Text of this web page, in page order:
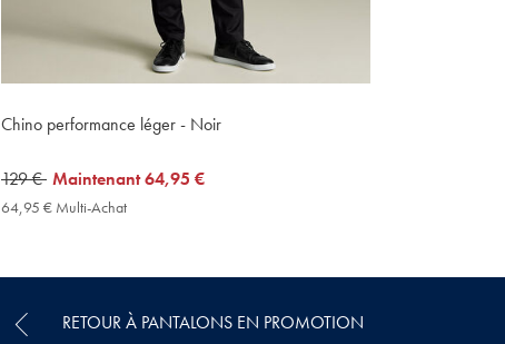
Chino performance léger - Noir
was
129
129 € now
64,95
Maintenant64,95 €
64,95 € Multi-Achat
RETOUR À PANTALONS EN PROMOTION